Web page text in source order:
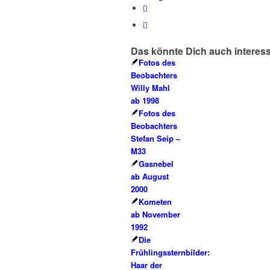
Das könnte Dich auch
Fotos des
Beobachters
Willy Mahl
ab 1998
Fotos des
Beobachters
Stefan Seip –
M33
Gasnebel
ab August
2000
Kometen
ab November
1992
Die
Frühlingssternbilder:
Haar der